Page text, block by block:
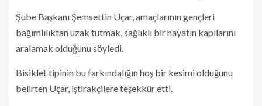
Şube Başkanı Şemsettin Uçar, amaçlarının gençleri
bağımlılıktan uzak tutmak, sağlıklı bir hayatın kapılarını
aralamak olduğunu söyledi.
Bisiklet tipinin bu farkındalığın hoş bir kesimi olduğunu
belirten Uçar, iştirakçilere teşekkür etti.